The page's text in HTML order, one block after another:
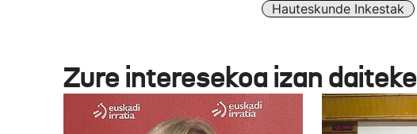
Hauteskunde Inkestak
Zure interesekoa izan daiteke